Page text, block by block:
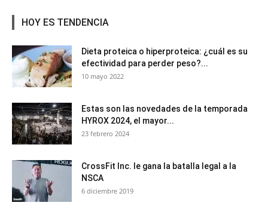
HOY ES TENDENCIA
Dieta proteica o hiperproteica: ¿cuál es su
efectividad para perder peso?...
10 mayo 2022
Estas son las novedades de la temporada
HYROX 2024, el mayor...
23 febrero 2024
CrossFit Inc. le gana la batalla legal a la
NSCA
6 diciembre 2019